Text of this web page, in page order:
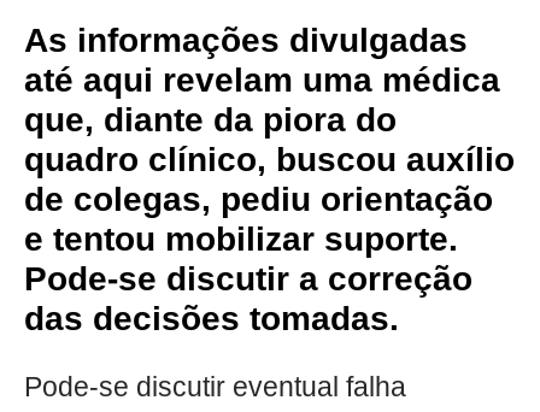
As informações divulgadas
até aqui revelam uma médica
que, diante da piora do
quadro clínico, buscou auxílio
de colegas, pediu orientação
e tentou mobilizar suporte.
Pode-se discutir a correção
das decisões tomadas.
Pode-se discutir eventual falha